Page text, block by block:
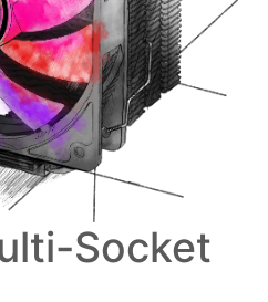
Socket